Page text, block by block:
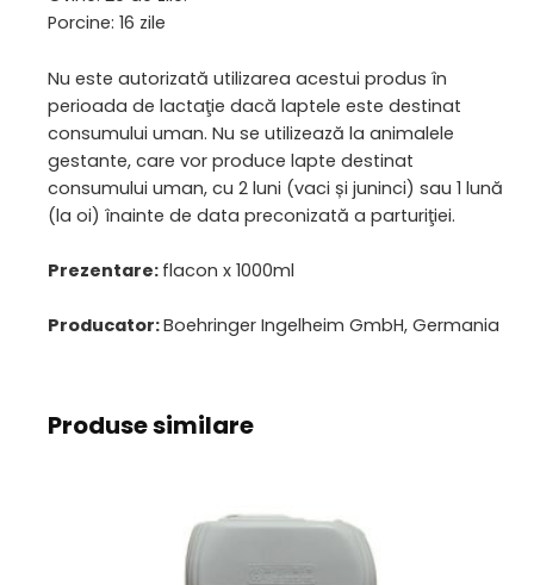
Porcine: 16 zile
Nu este autorizată utilizarea acestui produs în
perioada de lactaţie dacă laptele este destinat
consumului uman. Nu se utilizează la animalele
gestante, care vor produce lapte destinat
consumului uman, cu 2 luni (vaci și juninci) sau 1 lună
(la oi) înainte de data preconizată a parturiţiei.
Prezentare: flacon x 1000ml
Producator:Boehringer Ingelheim GmbH, Germania
Produse similare